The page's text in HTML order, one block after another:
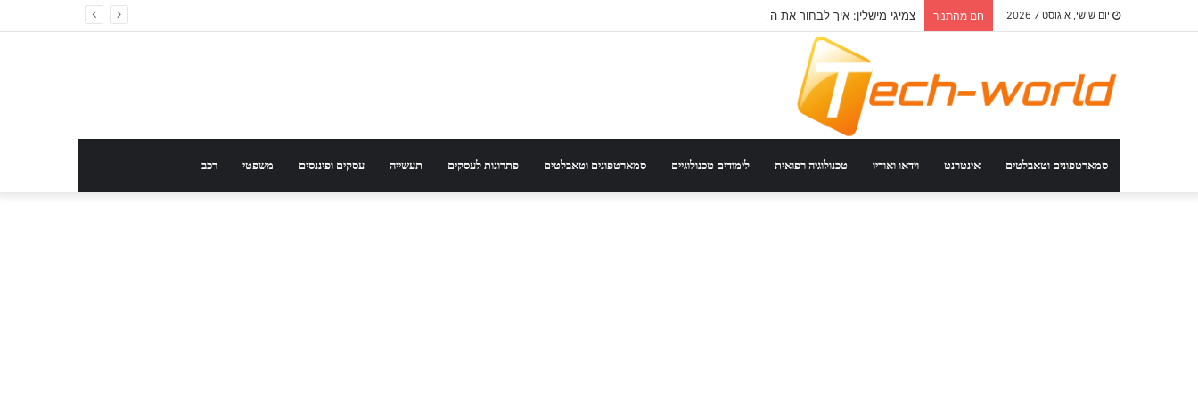
יום שישי, אוגוסט 7 2026 חם מהתנור צמיגי מישלין: איך לבחור את הדגם הנכון לפי סוג רכב ונסועה
סמארטפונים וטאבלטים אינטרנט וידאו ואודיו טכנולוגיה רפואית לימודים טכנולוגיים סמארטפונים וטאבלטים פתרונות לעסקים תעשייה עסקים ופיננסים משפטי רכב